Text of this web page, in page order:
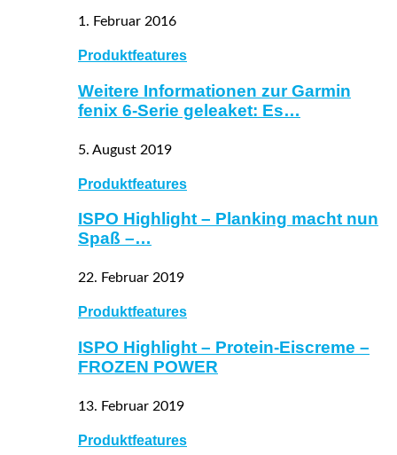
1. Februar 2016
Produktfeatures
Weitere Informationen zur Garmin
fenix 6-Serie geleaket: Es…
5. August 2019
Produktfeatures
ISPO Highlight – Planking macht nun
Spaß –…
22. Februar 2019
Produktfeatures
ISPO Highlight – Protein-Eiscreme –
FROZEN POWER
13. Februar 2019
Produktfeatures